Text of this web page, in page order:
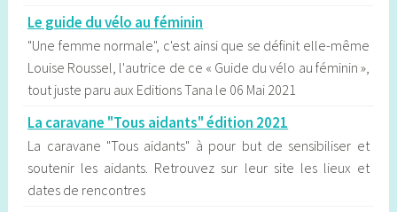
Le guide du vélo au féminin
"Une femme normale", c'est ainsi que se définit elle-même
Louise Roussel, l'autrice de ce « Guide du vélo au féminin »,
tout juste paru aux Editions Tana le 06 Mai 2021
La caravane "Tous aidants" édition 2021
La caravane "Tous aidants" à pour but de sensibiliser et
soutenir les aidants. Retrouvez sur leur site les lieux et
dates de rencontres